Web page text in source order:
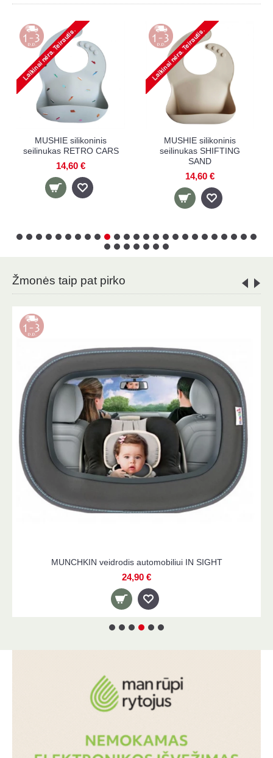
silikoninis
SHIFTING
MUSHIE silikoninis
seilinukas BLUSH
MUSHIE
Žmonės taip pat pirko
MUNCHKIN veidrodis automobiliui IN SIGHT
24,90 €